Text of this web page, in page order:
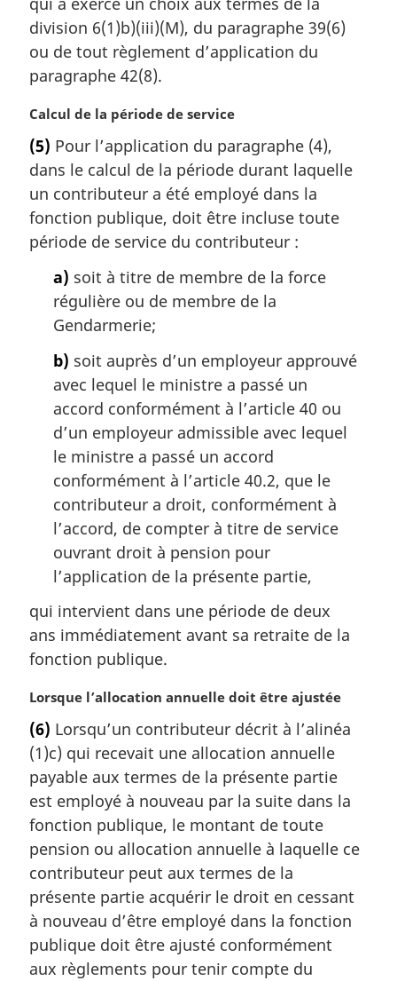
g
i
n
l
:
division 6(1)b)(iii)(M), du paragraphe 39(6)
ou de tout règlement d’application du
paragraphe 42(8).
N
t
e
m
a
g
Calcul de la période de service
(5) Pour l’application du paragraphe (4),
dans le calcul de la période durant laquelle
un contributeur a été employé dans la
fonction publique, doit être incluse toute
période de service du contributeur :
a) soit à titre de membre de la force
régulière ou de membre de la
Gendarmerie;
b) soit auprès d’un employeur approuvé
avec lequel le ministre a passé un
accord conformément à l’article 40 ou
d’un employeur admissible avec lequel
le ministre a passé un accord
conformément à l’article 40.2, que le
contributeur a droit, conformément à
l’accord, de compter à titre de service
ouvrant droit à pension pour
l’application de la présente partie,
qui intervient dans une période de deux
ans immédiatement avant sa retraite de la
fonction publique.
N
t
e
m
a
g
i
n
a
l
e
:
Lorsque l’allocation annuelle doit être ajustée
(6) Lorsqu’un contributeur décrit à l’alinéa
(1)c) qui recevait une allocation annuelle
payable aux termes de la présente partie
est employé à nouveau par la suite dans la
fonction publique, le montant de toute
pension ou allocation annuelle à laquelle ce
contributeur peut aux termes de la
présente partie acquérir le droit en cessant
à nouveau d’être employé dans la fonction
publique doit être ajusté conformément
aux règlements pour tenir compte du